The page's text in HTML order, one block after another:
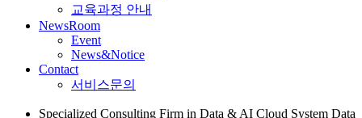
교육과정 안내
NewsRoom
Event
News&Notice
Contact
서비스문의
Specialized Consulting Firm in Data & AI Cloud System Data